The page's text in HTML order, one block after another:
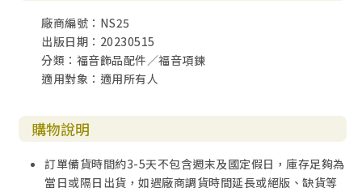
廠商編號：NS25
出版日期：20230515
分類：福音飾品配件／福音項鍊
適用對象：適用所有人
購物說明
訂單備貨時間約3-5天不包含週末及國定假日，庫存足夠為
當日或隔日出貨，如遇廠商調貨時間延長或絕版、缺貨等